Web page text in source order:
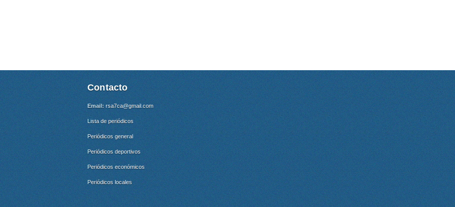
Contacto
Email: rsa7ca@gmail.com
Lista de periódicos
Periódicos general
Periódicos deportivos
Periódicos económicos
Periódicos locales